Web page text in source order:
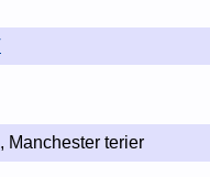
, Manchester terier